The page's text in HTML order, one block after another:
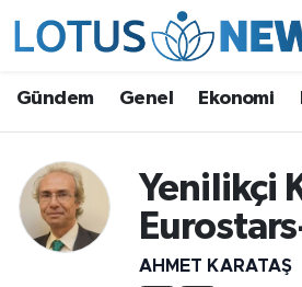
Gündem Genel Ekonomi
Yenilikçi
AHMET KARATAŞ
Ekonomi
Dünya
Politika